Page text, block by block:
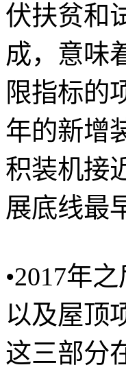
伏扶贫和
成，意味
限指标的
年的新增
积装机接
展底线最
•2017年
以及屋顶
这三部分